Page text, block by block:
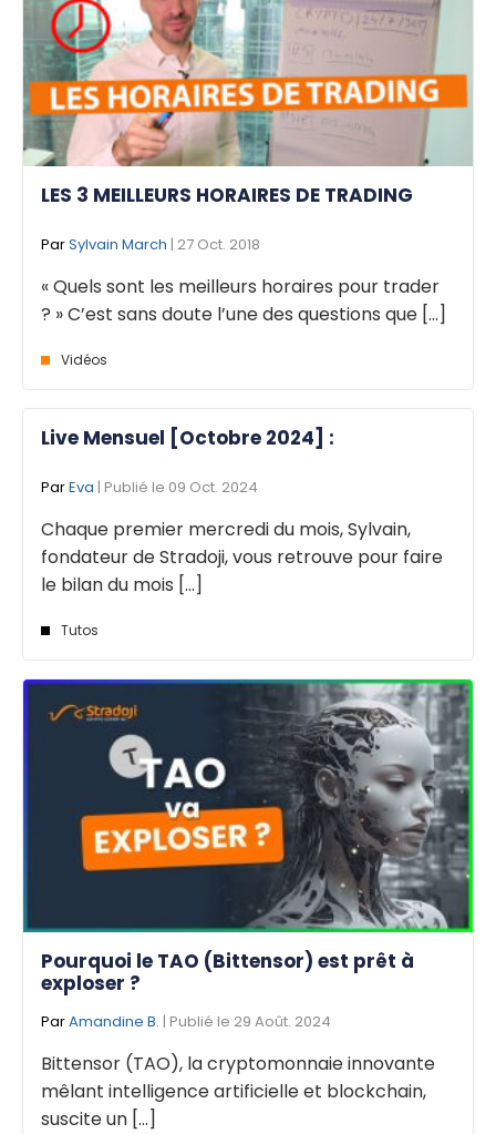
LES 3 MEILLEURS HORAIRES DE TRADING
ParSylvain March | 27 Oct. 2018
« Quels sont les meilleurs horaires pour trader
? » C’est sans doute l’une des questions que [...]
Vidéos
Live Mensuel [Octobre 2024] :
ParEva | Publié le 09 Oct. 2024
Chaque premier mercredi du mois, Sylvain,
fondateur de Stradoji, vous retrouve pour faire
le bilan du mois [...]
Tutos
Pourquoi le TAO (Bittensor) est prêt à
exploser ?
ParAmandine B. | Publié le 29 Août. 2024
Bittensor (TAO), la cryptomonnaie innovante
mêlant intelligence artificielle et blockchain,
suscite un [...]